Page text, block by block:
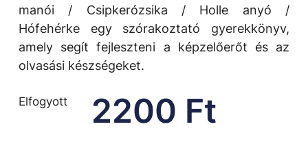
manói / Csipkerózsika / Holle anyó /
Hófehérke egy szórakoztató gyerekkönyv,
amely segít fejleszteni a képzelőerőt és az
olvasási készségeket.
2200 Ft
Elfogyott